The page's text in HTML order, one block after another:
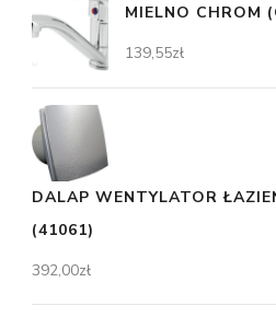
MIELNO CHROM
139,55zł
DALAP WENTYLATOR
(41061)
392,00zł